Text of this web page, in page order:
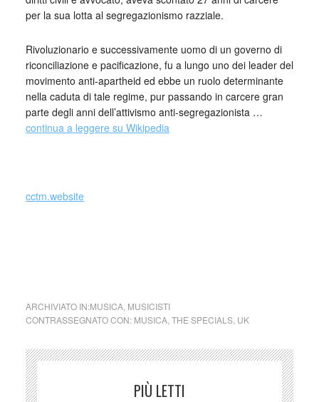
per la sua lotta al segregazionismo razziale.
Rivoluzionario e successivamente uomo di un governo di
riconciliazione e pacificazione, fu a lungo uno dei leader del
movimento anti-apartheid ed ebbe un ruolo determinante
nella caduta di tale regime, pur passando in carcere gran
parte degli anni dell’attivismo anti-segregazionista …
continua a leggere su Wikipedia
cctm.website
ARCHIVIATO IN:MUSICA, MUSICISTI
CONTRASSEGNATO CON: MUSICA, THE SPECIALS, UK
PIÙ LETTI